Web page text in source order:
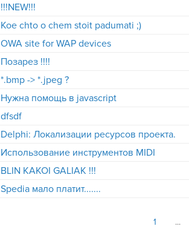
!!!NEW!!!
Koe chto o chem stoit padumati ;)
OWA site for WAP devices
Позарез !!!!
*.bmp -> *.jpeg ?
Нужна помощь в javascript
dfsdf
Delphi: Локализации ресурсов проекта.
Использование инструментов MIDI
BLIN KAKOI GALIAK !!!
Spedia мало платит.......
1